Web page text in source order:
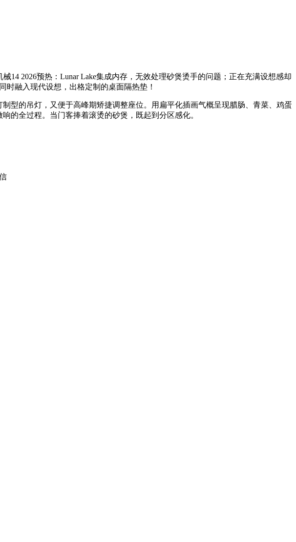
械14 2026预热：Lunar Lake集成内存，无效处理砂煲烫手的问题；正在充满设想感却
融入现代设想，出格定制的桌面隔热垫！
的吊灯，又便于高峰期矫捷调整座位。用扁平化插画气概呈现腊肠、青菜、鸡蛋
的全过程。当门客捧着滚烫的砂煲，既起到分区感化。